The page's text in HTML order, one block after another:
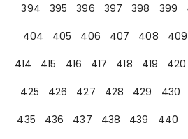
394
395 396 397 398 399
404
405 406 407 408 409
414
415 416 417 418 419 420
425
426 427 428 429 430
435
436 437 438 439 440